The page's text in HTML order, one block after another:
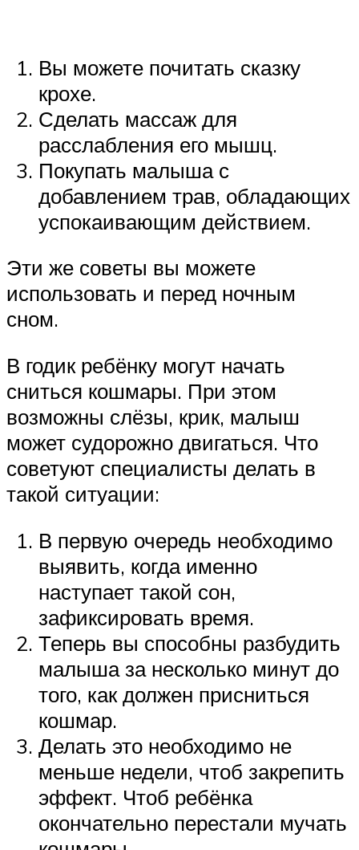
Вы можете почитать сказку
крохе.
Сделать массаж для
расслабления его мышц.
Покупать малыша с
добавлением трав, обладающих
успокаивающим действием.
Эти же советы вы можете
использовать и перед ночным
сном.
В годик ребёнку могут начать
сниться кошмары. При этом
возможны слёзы, крик, малыш
может судорожно двигаться. Что
советуют специалисты делать в
такой ситуации:
В первую очередь необходимо
выявить, когда именно
наступает такой сон,
зафиксировать время.
Теперь вы способны разбудить
малыша за несколько минут до
того, как должен присниться
кошмар.
Делать это необходимо не
меньше недели, чтоб закрепить
эффект. Чтоб ребёнка
окончательно перестали мучать